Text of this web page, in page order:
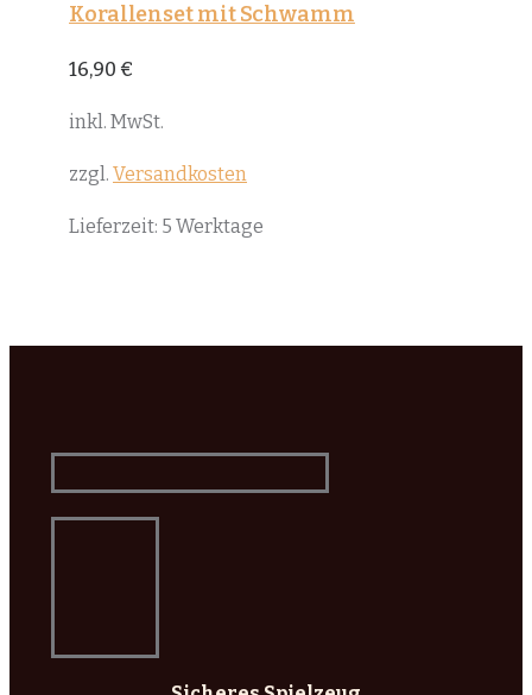
Korallenset mit Schwamm
16,90 €
inkl. MwSt.
zzgl. Versandkosten
Lieferzeit: 5 Werktage